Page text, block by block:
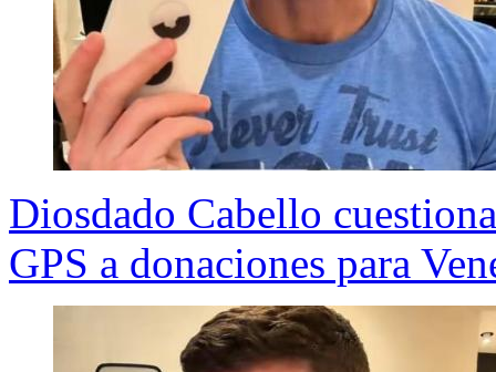
Diosdado Cabello
GPS a donaciones para